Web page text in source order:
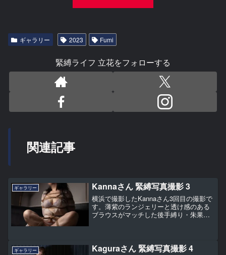
ギャラリー 2023 Fumi
緊縛ライフ 立花をフォローする
関連記事
ギャラリー Kannaさん 緊縛写真撮影 3
横浜で撮影したKannaさん3回目の撮影で
す。薄紫のランジェリーと透け感のある
ブラウスがマッチした後手縛り・朱果菱
ギャラリー Kaguraさん 緊縛写真撮影 4